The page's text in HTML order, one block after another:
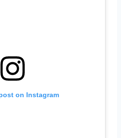
on Instagram